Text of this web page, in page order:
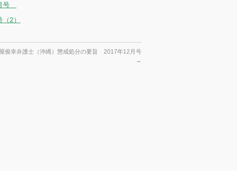
号
2）
俊幸弁護士（沖縄）懲戒処分の要旨 2017年12月号
→